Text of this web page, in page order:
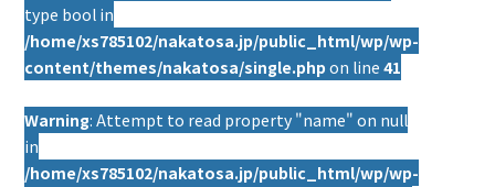
type bool in
/home/xs785102/nakatosa.jp/public_html/wp/wp-
content/themes/nakatosa/single.php on line41
Warning: Attempt to read property "name" on null
in
/home/xs785102/nakatosa.jp/public_html/wp/wp-